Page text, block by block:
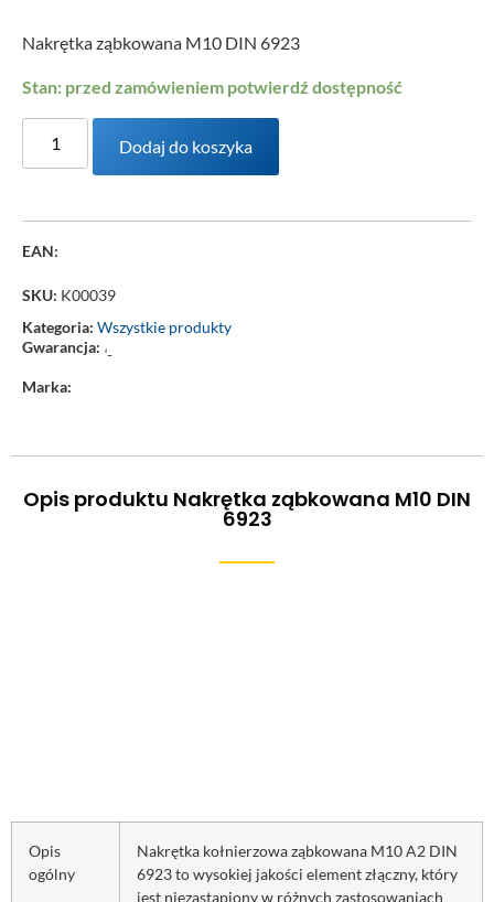
Nakrętka ząbkowana M10 DIN 6923
Stan: przed zamówieniem potwierdź dostępność
Dodaj do koszyka
EAN:
SKU: K00039
Kategoria: Wszystkie produkty
Gwarancja: ‘-
Marka:
Opis produktu Nakrętka ząbkowana M10 DIN
6923
Opis
ogólny
Nakrętka kołnierzowa ząbkowana M10 A2 DIN
6923 to wysokiej jakości element złączny, który
jest niezastąpiony w różnych zastosowaniach